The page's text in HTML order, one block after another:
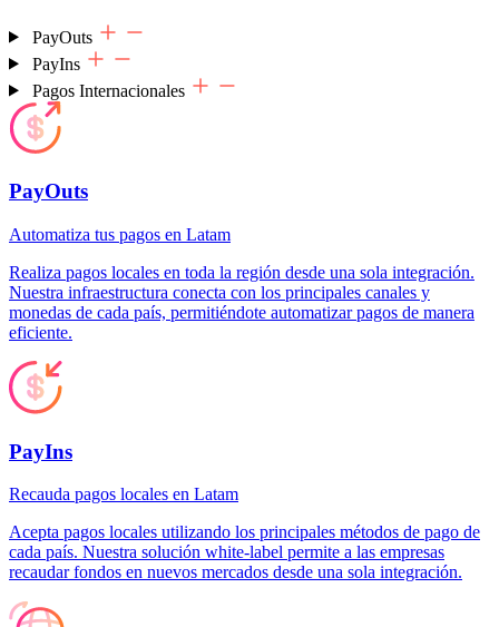
PayOuts
PayIns
Pagos Internacionales
PayOuts
Automatiza tus pagos en Latam
Realiza pagos locales en toda la región desde una sola integración.
Nuestra infraestructura conecta con los principales canales y
monedas de cada país, permitiéndote automatizar pagos de manera
eficiente.
PayIns
Recauda pagos locales en Latam
Acepta pagos locales utilizando los principales métodos de pago de
cada país. Nuestra solución white-label permite a las empresas
recaudar fondos en nuevos mercados desde una sola integración.